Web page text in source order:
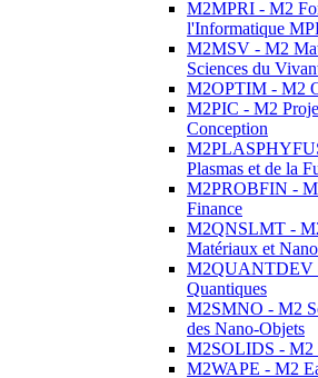
M2MPRI - M2
l'Informatique
M2MSV - M2
Sciences du
M2OPTIM - M2
M2PIC - M2
Conception
Plasmas et de la
M2PROBFIN -
Finance
M2QNSLMT -
Matériaux et
M2QUANTDEV
Quantiques
M2SMNO - M2
des Nano-Objets
M2SOLIDS - M2
M2WAPE - M2